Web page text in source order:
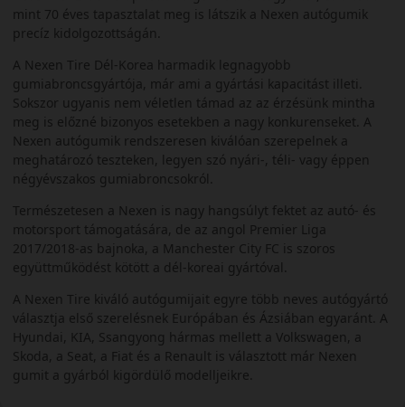
mint 70 éves tapasztalat meg is látszik a Nexen autógumik
precíz kidolgozottságán.
A Nexen Tire Dél-Korea harmadik legnagyobb
gumiabroncsgyártója, már ami a gyártási kapacitást illeti.
Sokszor ugyanis nem véletlen támad az az érzésünk mintha
meg is előzné bizonyos esetekben a nagy konkurenseket. A
Nexen autógumik rendszeresen kiválóan szerepelnek a
meghatározó teszteken, legyen szó nyári-, téli- vagy éppen
négyévszakos gumiabroncsokról.
Természetesen a Nexen is nagy hangsúlyt fektet az autó- és
motorsport támogatására, de az angol Premier Liga
2017/2018-as bajnoka, a Manchester City FC is szoros
együttműködést kötött a dél-koreai gyártóval.
A Nexen Tire kiváló autógumijait egyre több neves autógyártó
választja első szerelésnek Európában és Ázsiában egyaránt. A
Hyundai, KIA, Ssangyong hármas mellett a Volkswagen, a
Skoda, a Seat, a Fiat és a Renault is választott már Nexen
gumit a gyárból kigördülő modelljeikre.